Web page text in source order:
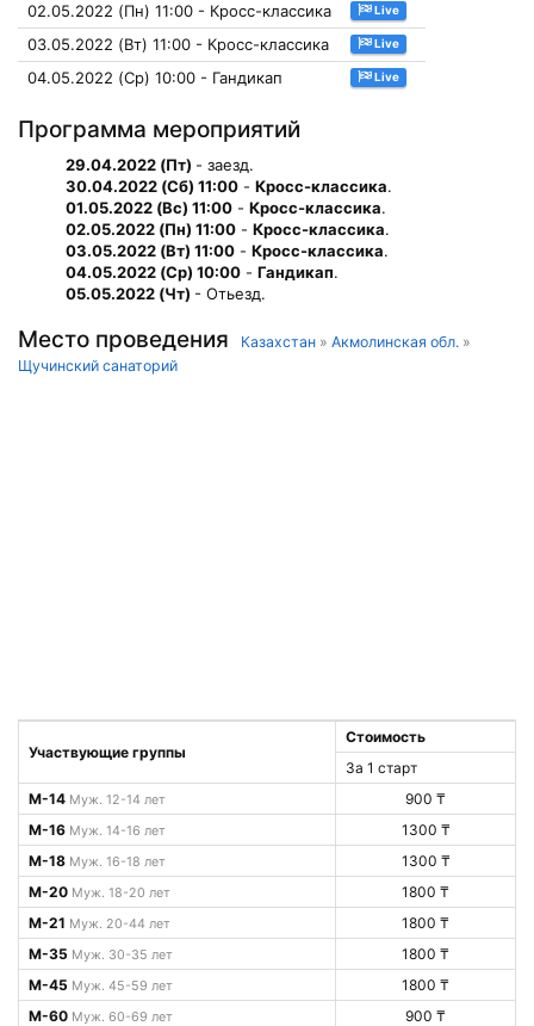
02.05.2022 (Пн) 11:00 - Кросс-классика Live
03.05.2022 (Вт) 11:00 - Кросс-классика Live
04.05.2022 (Ср) 10:00 - Гандикап Live
Программа мероприятий
29.04.2022 (Пт) - заезд.
30.04.2022 (Сб) 11:00 - Кросс-классика.
01.05.2022 (Вс) 11:00 - Кросс-классика.
02.05.2022 (Пн) 11:00 - Кросс-классика.
03.05.2022 (Вт) 11:00 - Кросс-классика.
04.05.2022 (Ср) 10:00 - Гандикап.
05.05.2022 (Чт) - Отьезд.
Место проведения Казахстан » Акмолинская обл. »
Щучинский санаторий
Участвующие группы
Стоимость
За 1 старт
M-14 Муж. 12-14 лет
900 ₸
M-16 Муж. 14-16 лет
1300 ₸
M-18 Муж. 16-18 лет
1300 ₸
M-20 Муж. 18-20 лет
1800 ₸
M-21 Муж. 20-44 лет
1800 ₸
M-35 Муж. 30-35 лет
1800 ₸
M-45 Муж. 45-59 лет
1800 ₸
M-60 Муж. 60-69 лет
900 ₸